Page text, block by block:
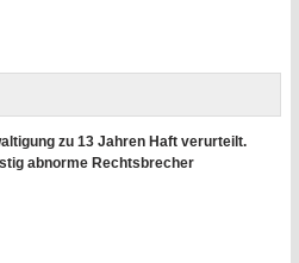
zu 13 Jahren Haft verurteilt.
abnorme Rechtsbrecher